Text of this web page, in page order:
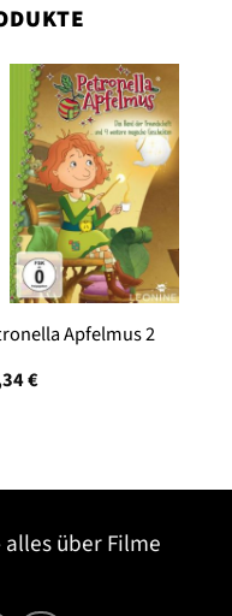
Apfelmus 2
€
über Filme